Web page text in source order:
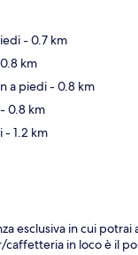
- 0.7 km
km
a piedi- 0.8 km
- 0.8 km
- 1.2 km
esclusiva in cui
in loco è il